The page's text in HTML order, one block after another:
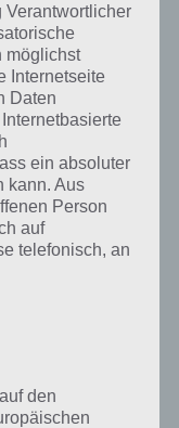
zahlreichen Fragen
die Lösungen
eines Bildes oder
von anderen Spielern
du das nächste
alle Antworten 94
ist 94
Google Play Store
Verantwortlicher
möglichst
Internetseite
Daten
ein absoluter
kann. Aus
Person
auf
telefonisch, an
den